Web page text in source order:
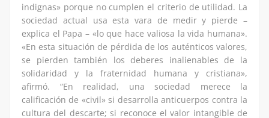
indignas» porque no cumplen el criterio de utilidad. La
sociedad actual usa esta vara de medir y pierde –
explica el Papa – «lo que hace valiosa la vida humana».
«En esta situación de pérdida de los auténticos valores,
se pierden también los deberes inalienables de la
solidaridad y la fraternidad humana y cristiana»,
afirmó. “En realidad, una sociedad merece la
calificación de «civil» si desarrolla anticuerpos contra la
cultura del descarte; si reconoce el valor intangible de